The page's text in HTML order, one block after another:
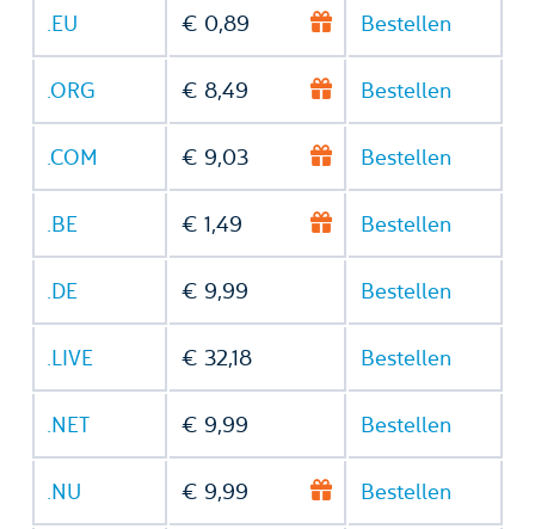
.EU € 0,89 Bestellen
.ORG € 8,49 Bestellen
.COM € 9,03 Bestellen
.BE € 1,49 Bestellen
.DE € 9,99 Bestellen
.LIVE € 32,18 Bestellen
.NET € 9,99 Bestellen
.NU € 9,99 Bestellen